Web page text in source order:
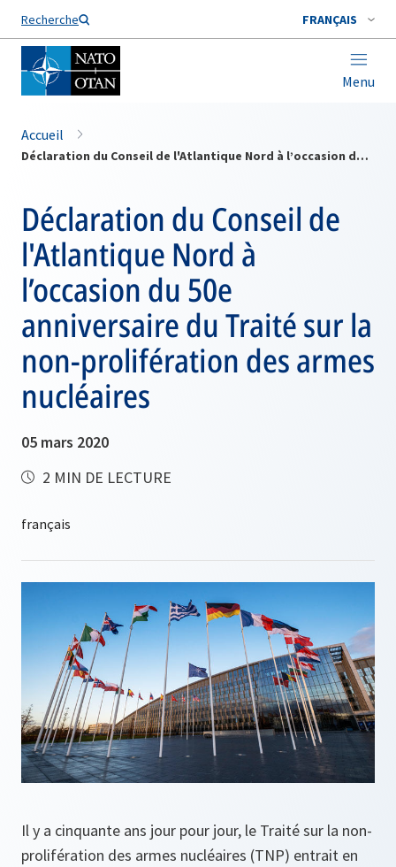
Recherche FRANÇAIS
Menu
Nom de famille*
Accueil
Déclaration du Conseil de l'Atlantique Nord à l’occasion du 50e anniversaire du Traité sur la non-prolifération des armes nucléaires
Déclaration du Conseil de
l'Atlantique Nord à
l’occasion du 50e
anniversaire du Traité sur la
non-prolifération des armes
nucléaires
05 mars 2020
2 MIN DE LECTURE
Il y a cinquante ans jour pour jour, le Traité sur la non-
prolifération des armes nucléaires (TNP) entrait en